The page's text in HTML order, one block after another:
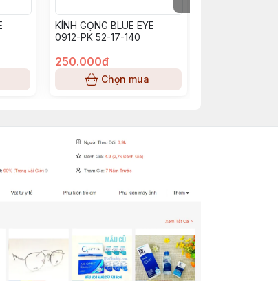
KÍNH GỌNG BLUE EYE
0912-PK 52-17-140
250.000đ
Chọn mua